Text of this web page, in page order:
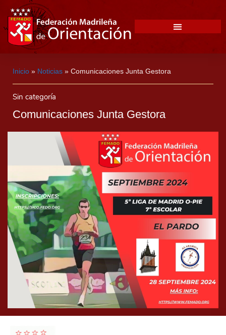
Inicio » Noticias » Comunicaciones Junta Gestora
Sin categoría
Comunicaciones Junta Gestora